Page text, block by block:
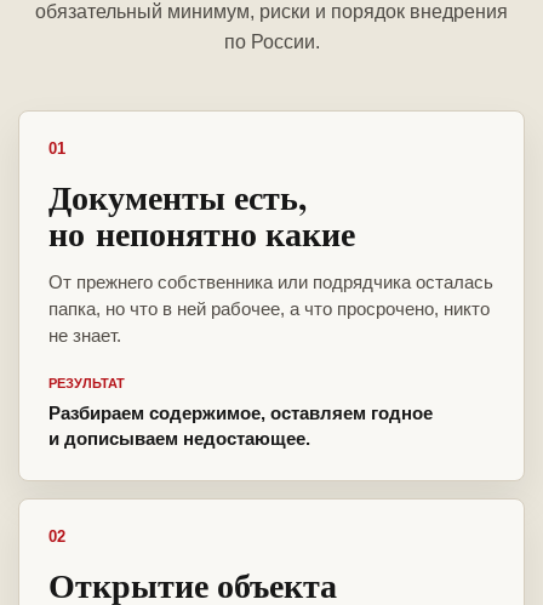
обязательный минимум, риски и порядок внедрения
по России.
01
Документы есть,
но непонятно какие
От прежнего собственника или подрядчика осталась
папка, но что в ней рабочее, а что просрочено, никто
не знает.
РЕЗУЛЬТАТ
Разбираем содержимое, оставляем годное
и дописываем недостающее.
02
Открытие объекта